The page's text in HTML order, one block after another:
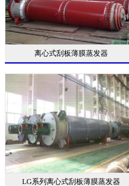
离心式刮板薄膜蒸发器
LG系列离心式刮板薄膜蒸发器